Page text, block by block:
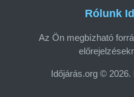
Rólunk
Az Ön megbízható
Időjárás.org © 2026.